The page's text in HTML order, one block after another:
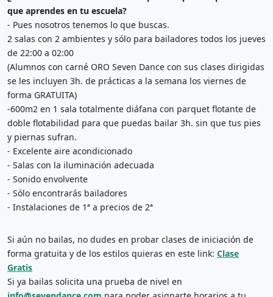
2 salas con 2 ambientes y sólo para bailadores todos los jueves
(Alumnos con carné ORO Seven Dance con sus clases dirigidas
se les incluyen 3h. de prácticas a la semana los viernes de
-600m2 en 1 sala totalmente diáfana con parquet flotante de
doble flotabilidad para que puedas bailar 3h. sin que tus pies
- Instalaciones de 1ª a precios de 2ª
Si aún no bailas, no dudes en probar clases de iniciación de
forma gratuita y de los estilos quieras en este link: Clase
Gratis